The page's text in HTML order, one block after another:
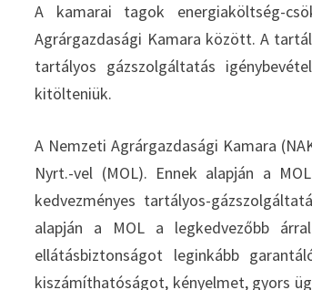
A kamarai tagok energiaköltség-
Agrárgazdasági Kamara között. A
tartályos gázszolgáltatás
kitölteniük.
A Nemzeti Agrárgazdasági Kamara
Nyrt.-vel (MOL). Ennek alapján a
kedvezményes tartályos-
alapján a MOL a legkedvezőbb
ellátásbiztonságot leginkább
kiszámíthatóságot, kényelmet, gyors